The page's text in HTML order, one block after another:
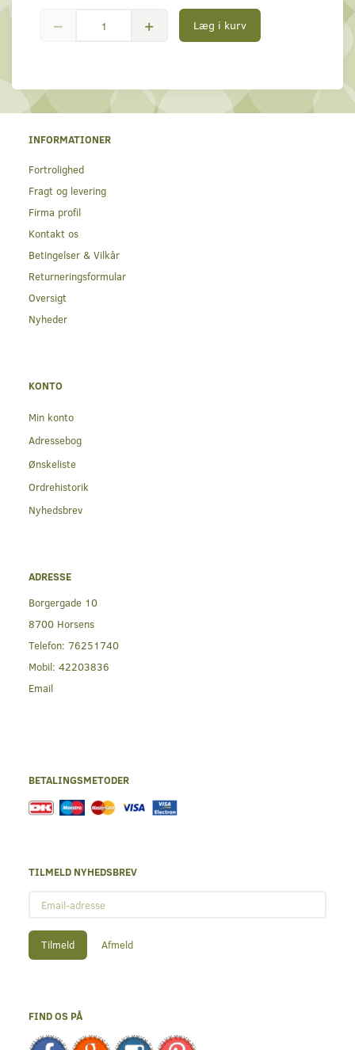
Læg i kurv
INFORMATIONER
Fortrolighed
Fragt og levering
Firma profil
Kontakt os
Betingelser & Vilkår
Returneringsformular
Oversigt
Nyheder
KONTO
Min konto
Adressebog
Ønskeliste
Ordrehistorik
Nyhedsbrev
ADRESSE
Borgergade 10
8700 Horsens
Telefon: 76251740
Mobil: 42203836
Email
BETALINGSMETODER
TILMELD NYHEDSBREV
adresse
Tilmeld Afmeld
FIND OS PÅ